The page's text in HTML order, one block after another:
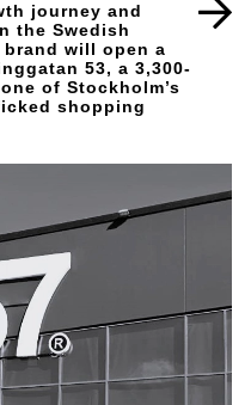
journey and
the Swedish
will open a
53, a 3,300-
of Stockholm’s
shopping